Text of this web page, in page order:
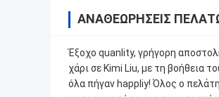
ΑΝΑΘΕΩΡΉΣΕΙΣ
Έξοχο quanlity, γρήγορη
χάρι σε Kimi Liu, με τη βοήθεια
όλα πήγαν happliy! Όλος ο